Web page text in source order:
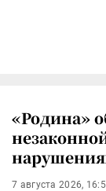
«Родина»
7 августа 2026,